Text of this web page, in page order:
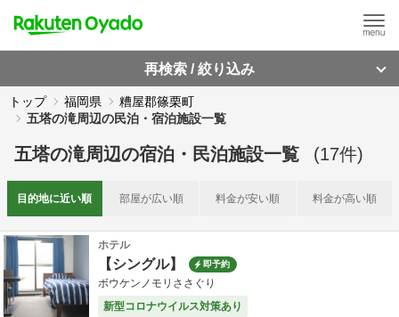
再検索 / 絞り込み
トップ 福岡県
糟屋郡篠栗町
五塔の滝周辺の民泊・宿泊施設一覧
五塔の滝周辺の宿泊・民泊施設一覧 (17件)
目的地に近い順 部屋が広い順 料金が安い順 料金が高い順
ホテル
【シングル】 即予約
ボウケンノモリささぐり
新型コロナウイルス対策あり